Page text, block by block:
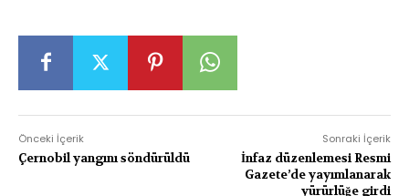
Önceki İçerik
Çernobil yangını söndürüldü
Sonraki İçerik
İnfaz düzenlemesi Resmi
Gazete’de yayımlanarak
yürürlüğe girdi